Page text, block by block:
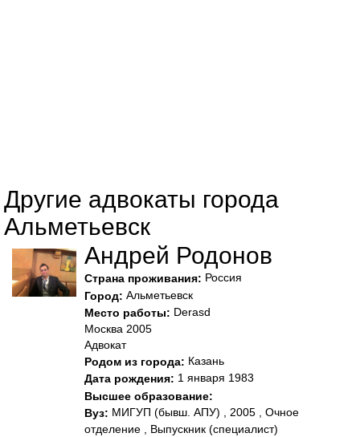
Другие адвокаты города
Альметьевск
Андрей Родонов
Страна проживания: Россия
Город: Альметьевск
Место работы: Derasd
Москва 2005
Адвокат
Родом из города: Казань
Дата рождения: 1 января 1983
Высшее образование:
Вуз: МИГУП (бывш. АПУ) , 2005 , Очное
отделение , Выпускник (специалист)